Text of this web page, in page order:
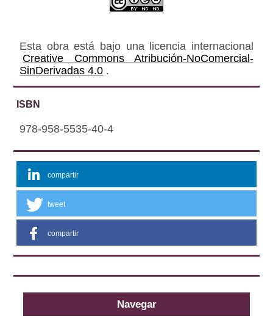
Esta obra está bajo una licencia internacional
Creative Commons Atribución-NoComercial-
SinDerivadas 4.0 .
ISBN
978-958-5535-40-4
compartir
tweet
compartir
Navegar